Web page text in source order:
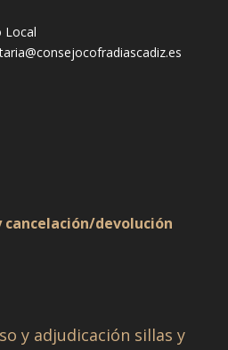
Local
devolución
y adjudicación sillas y